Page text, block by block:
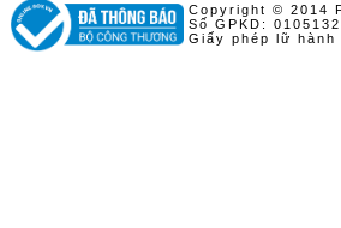
Copyright © 2014
Số GPKD:
Giấy phép lữ hành